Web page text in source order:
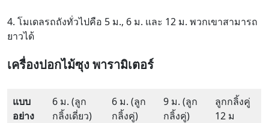
4. โมเดลรถถังทั่วไปคือ 5 ม., 6 ม. และ 12 ม. พวกเขาสามารถ
ยาวได้
เครื่องปอกไม้ซุงพารามิเตอร์
แบบ
อย่าง
6 ม. (ลูก
กลิ้งเดี่ยว)
6 ม. (ลูก
กลิ้งคู่)
9 ม. (ลูก
กลิ้งคู่)
ลูกกลิ้งคู่
12 ม